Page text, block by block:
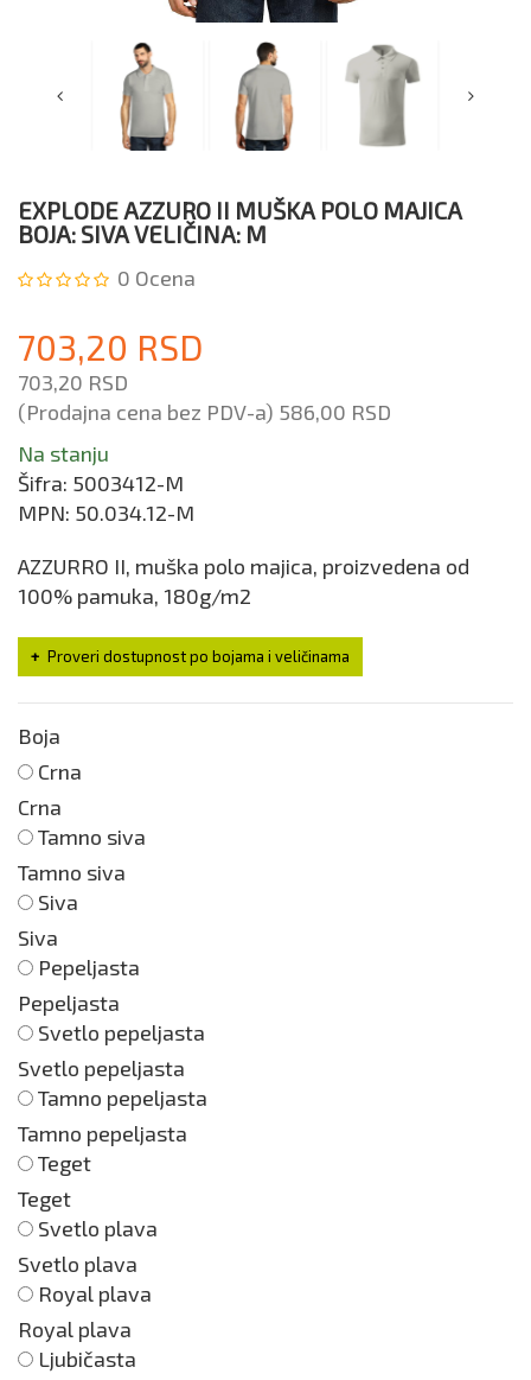
EXPLODE AZZURO II MUŠKA POLO MAJICA
BOJA: SIVA VELIČINA: M
0 Ocena
703,20 RSD
703,20 RSD
(Prodajna cena bez PDV-a) 586,00 RSD
Na stanju
Šifra: 5003412-M
MPN: 50.034.12-M
AZZURRO II, muška polo majica, proizvedena od
100% pamuka, 180g/m2
Proveri dostupnost po bojama i veličinama
Boja
Crna
Crna
Tamno siva
Tamno siva
Siva
Siva
Pepeljasta
Pepeljasta
Svetlo pepeljasta
Svetlo pepeljasta
Tamno pepeljasta
Tamno pepeljasta
Teget
Teget
Svetlo plava
Svetlo plava
Royal plava
Royal plava
Ljubičasta